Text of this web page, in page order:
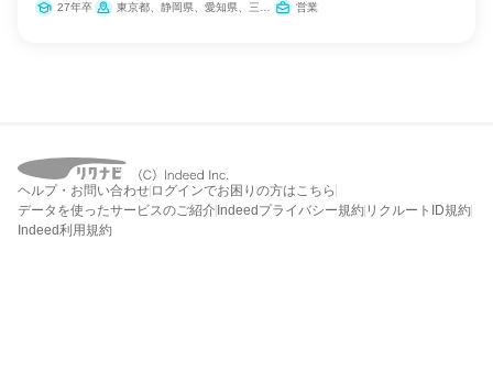
27年卒 東京都、静岡県、愛知県、三重県 営業
ヘルプ・お問い合わせ ログインでお困りの方はこちら
データを使ったサービスのご紹介 Indeedプライバシー規約 リクルートID規約
Indeed利用規約